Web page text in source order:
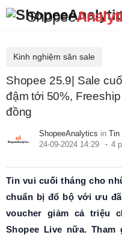
Shopee
Kinh nghiệm săn sale
Shopee 25.9| Sale
đậm tới 50%,
đồng
ShopeeAnalytics in Tin
24-09-2024 14:29
4
Tin vui cuối tháng cho
chuẩn bị đổ bộ với ưu
voucher giảm cả triệu
Shopee Live nữa. Tham